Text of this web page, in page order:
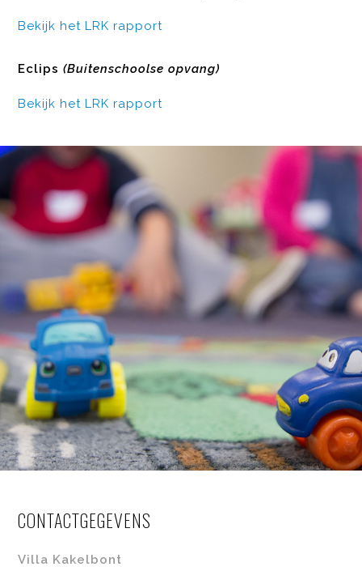
Bekijk het LRK rapport
Eclips(Buitenschoolse opvang)
Bekijk het LRK rapport
CONTACTGEGEVENS
Villa Kakelbont